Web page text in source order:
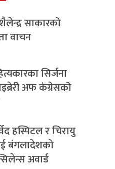
साकारको
वाचन
सिर्जना
अफ कंग्रेसको
हस्पिटल र चिरायु
बंगलादेशको
अवार्ड